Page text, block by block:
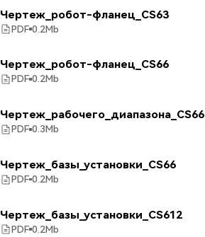
Чертеж_робот-фланец_CS63
PDF 0.2Mb
Чертеж_робот-фланец_CS66
PDF 0.2Mb
Чертеж_рабочего_диапазона_CS66
PDF 0.3Mb
Чертеж_базы_установки_CS66
PDF 0.2Mb
Чертеж_базы_установки_CS612
PDF 0.2Mb